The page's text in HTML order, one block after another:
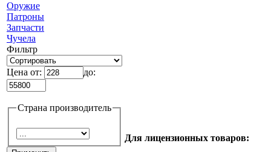
Оружие
Патроны
Запчасти
Чучела
Фильтр
Цена от: до:
Страна производитель
Для лицензионных товаров: